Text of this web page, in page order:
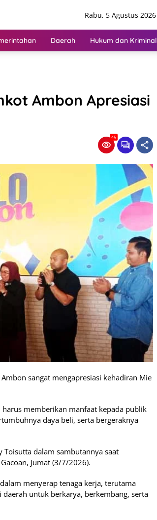
Rabu, 5 Agustus 2026
Daerah Hukum dan Kriminal
Ambon Apresiasi
45
sangat mengapresiasi kehadiran Mie
memberikan manfaat kepada publik
daya beli, serta bergeraknya
Toisutta dalam sambutannya saat
Jumat (3/7/2026).
menyerap tenaga kerja, terutama
untuk berkarya, berkembang, serta